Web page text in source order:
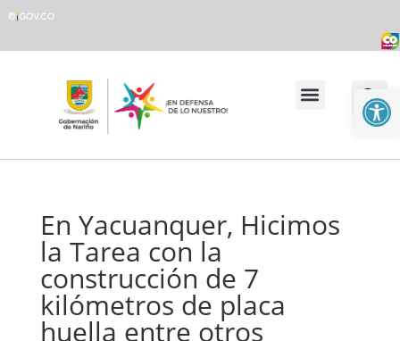
En Yacuanquer, Hicimos
la Tarea con la
construcción de 7
kilómetros de placa
huella entre otros